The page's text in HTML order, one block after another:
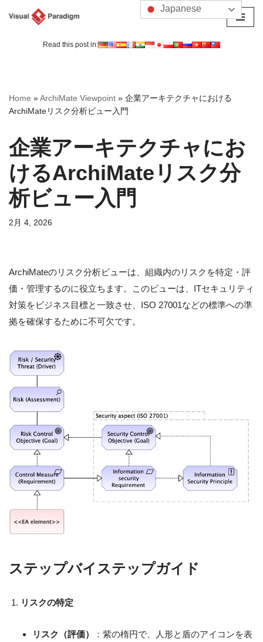
へ
ス
ッ
プ
Read this post in:
Home »ArchiMate Viewpoint » 企業アーキテクチャにおける
ArchiMateリスク分析ビュー入門
企業アーキテクチャにお
けるArchiMateリスク分
析ビュー入門
2月 4, 2026
ArchiMateのリスク分析ビューは、組織内のリスクを特定・評
価・管理するのに役立ちます。このビューは、ITセキュリティ
対策をビジネス目標と一致させ、ISO 27001などの標準への準
拠を確保するために不可欠です。
ステップバイステップガイド
リスクの特定
リスク（評価）
：紫の楕円で、人形と盾のアイコンを表
Japanese